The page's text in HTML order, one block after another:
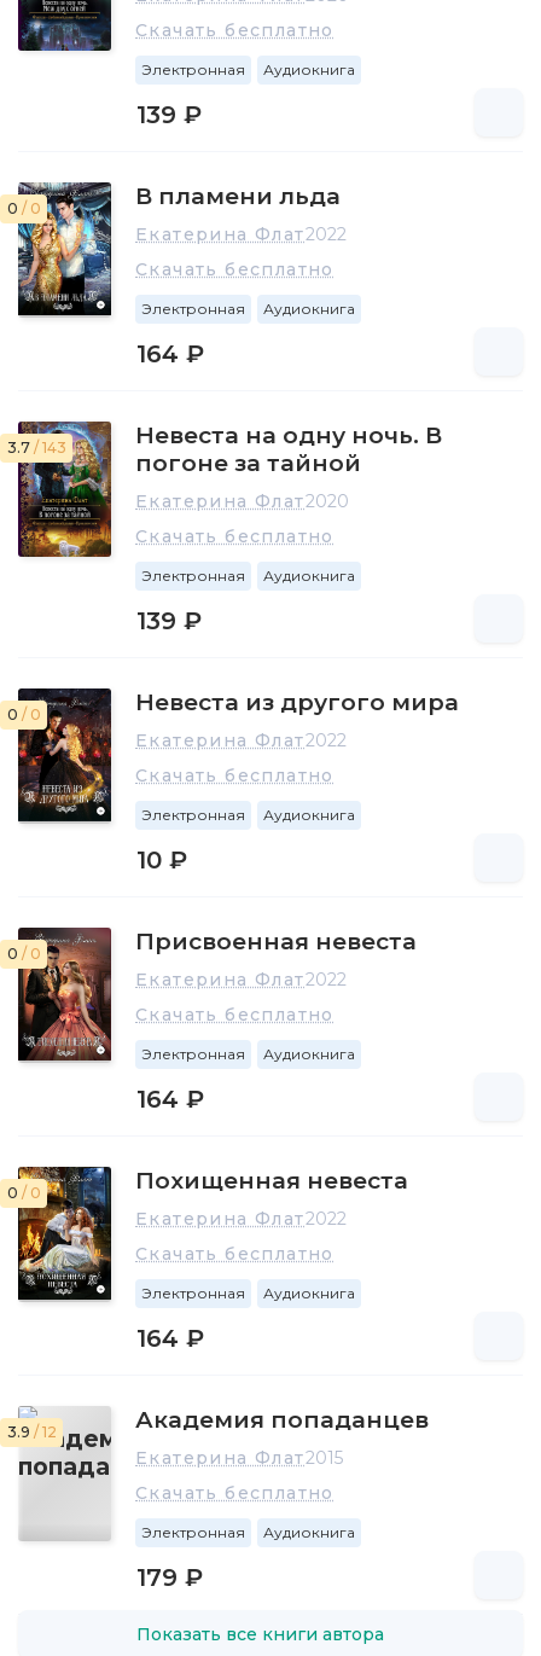
Скачать бесплатно
Электронная Аудиокнига
139 ₽
0 / 0 В пламени льда
Екатерина Флат2022
Скачать бесплатно
Электронная Аудиокнига
164 ₽
3.7 / 143
Невеста на одну ночь. В
погоне за тайной
Екатерина Флат2020
Скачать бесплатно
Электронная Аудиокнига
139 ₽
0 / 0 Невеста из другого мира
Екатерина Флат2022
Скачать бесплатно
Электронная Аудиокнига
10 ₽
0 / 0 Присвоенная невеста
Екатерина Флат2022
Скачать бесплатно
Электронная Аудиокнига
164 ₽
0 / 0 Похищенная невеста
Екатерина Флат2022
Скачать бесплатно
Электронная Аудиокнига
164 ₽
3.9 / 12 Академия попаданцев
Екатерина Флат2015
Скачать бесплатно
Электронная Аудиокнига
179 ₽
Показать все книги автора